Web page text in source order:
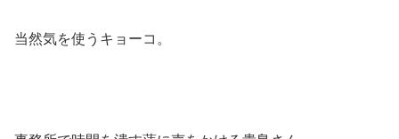
当然気を使うキョーコ。